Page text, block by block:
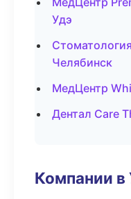
Удэ
Челябинск
МедЦентр
Дентал Care
Компании в